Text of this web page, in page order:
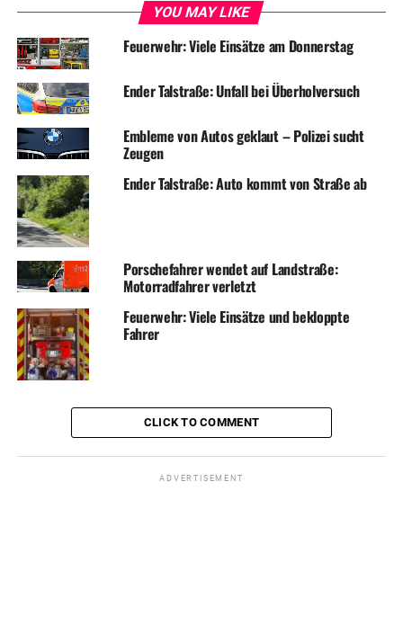
YOU MAY LIKE
Feuerwehr: Viele Einsätze am Donnerstag
Ender Talstraße: Unfall bei Überholversuch
Embleme von Autos geklaut – Polizei sucht
Zeugen
Ender Talstraße: Auto kommt von Straße ab
Porschefahrer wendet auf Landstraße:
Motorradfahrer verletzt
Feuerwehr: Viele Einsätze und bekloppte
Fahrer
CLICK TO COMMENT
ADVERTISEMENT